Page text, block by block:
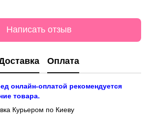
Написать отзыв
Оплата
онлайн-оплатой рекомендуется
товара.
Курьером по Киеву